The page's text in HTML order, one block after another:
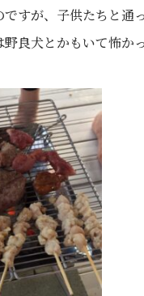
すが、子供たちと通
野良犬とかもいて怖か